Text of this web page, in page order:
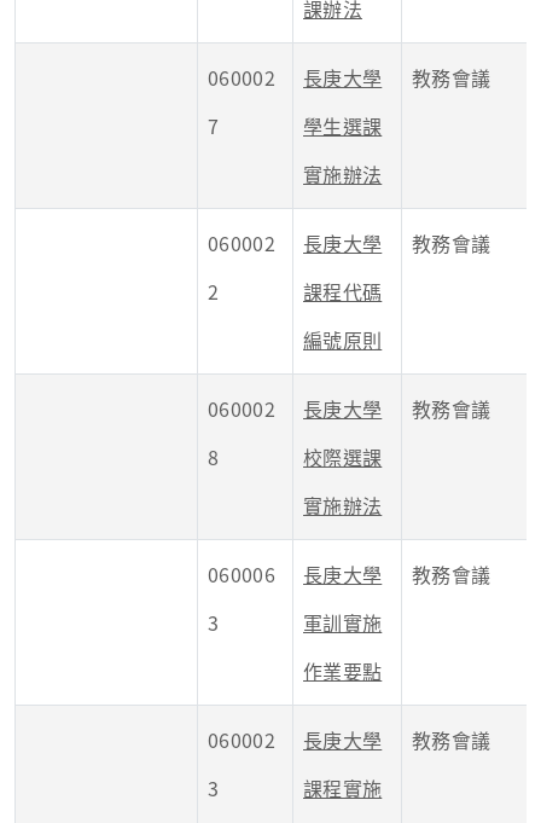
課辦法
060002
7
長庚大學
學生選課
實施辦法
教務會議
060002
2
長庚大學
課程代碼
編號原則
教務會議
060002
8
長庚大學
校際選課
實施辦法
教務會議
060006
3
長庚大學
軍訓實施
作業要點
教務會議
060002
3
長庚大學
課程實施
教務會議